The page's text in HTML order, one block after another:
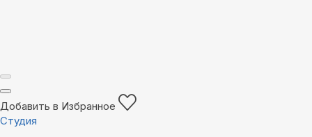
Добавить в Избранное
Студия